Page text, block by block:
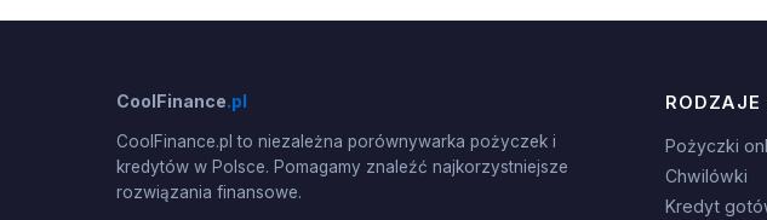
CoolFinance.pl
CoolFinance.pl to niezależna porównywarka pożyczek i
kredytów w Polsce. Pomagamy znaleźć najkorzystniejsze
rozwiązania finansowe.
RODZAJE
Pożyczki
Chwilówki
Kredyt